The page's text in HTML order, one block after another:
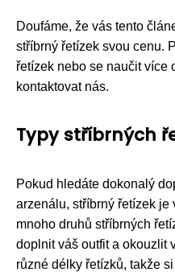
Doufáme, že vás tento
stříbrný řetízek svou cenu.
řetízek nebo se naučit více
kontaktovat nás.
Typy stříbrných
Pokud hledáte dokonalý
arzenálu, stříbrný řetízek
mnoho druhů stříbrných
doplnit váš outfit a okouzlit
různé délky řetízků, takže